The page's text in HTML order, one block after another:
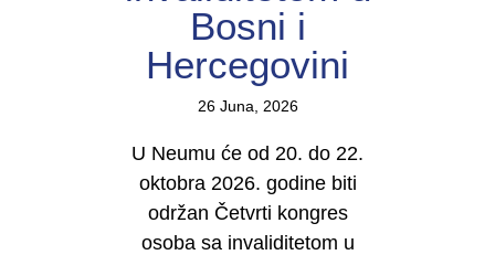
Bosni i
Hercegovini
26 Juna, 2026
U Neumu će od 20. do 22.
oktobra 2026. godine biti
održan Četvrti kongres
osoba sa invaliditetom u